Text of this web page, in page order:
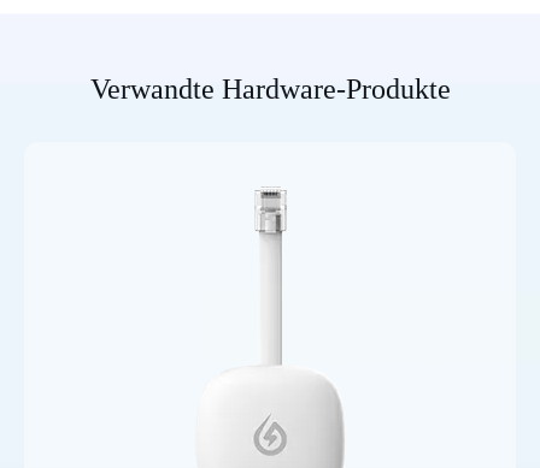
Verwandte Hardware-Produkte